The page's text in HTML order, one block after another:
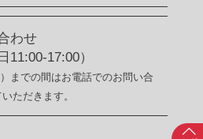
わせ
11:00-17:00）
までの間はお電話でのお問い合
ただきます。